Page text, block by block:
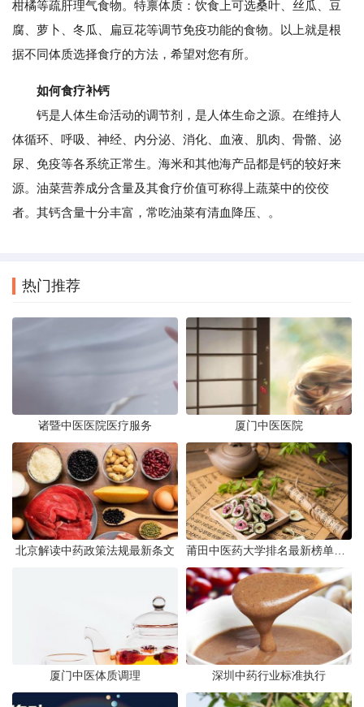
柑橘等疏肝理气食物。特禀体质：饮食上可选桑叶、丝瓜、豆
腐、萝卜、冬瓜、扁豆花等调节免疫功能的食物。以上就是根
据不同体质选择食疗的方法，希望对您有所。
如何食疗补钙
钙是人体生命活动的调节剂，是人体生命之源。在维持人
体循环、呼吸、神经、内分泌、消化、血液、肌肉、骨骼、泌
尿、免疫等各系统正常生。海米和其他海产品都是钙的较好来
源。油菜营养成分含量及其食疗价值可称得上蔬菜中的佼佼
者。其钙含量十分丰富，常吃油菜有清血降压、。
热门推荐
诸暨中医医院医疗服务 厦门中医医院
北京解读中药政策法规最新条文
厦门中医体质调理 深圳中药行业标准执行